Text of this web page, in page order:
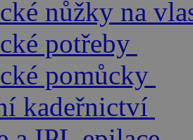
nůžky na
potřeby
pomůcky
kadeřnictví